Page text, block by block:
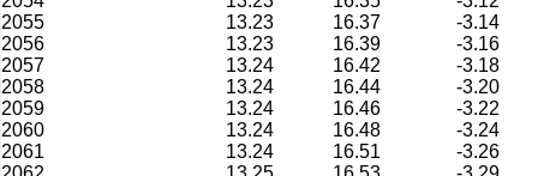
2055
13.23 16.37
-3.14
2056
13.23 16.39
-3.16
2057
13.24 16.42
-3.18
2058
13.24 16.44
-3.20
2059
13.24 16.46
-3.22
2060
13.24 16.48
-3.24
2061
13.24 16.51
-3.26